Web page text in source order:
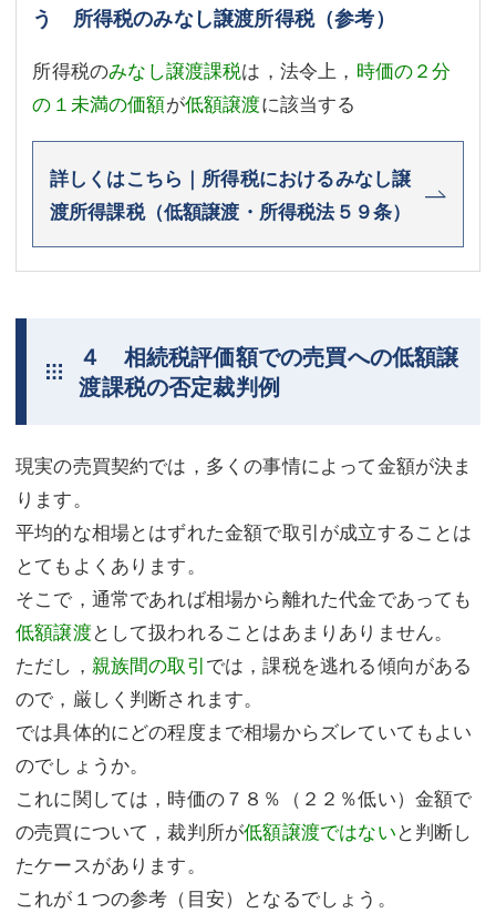
う 所得税のみなし譲渡所得税（参考）
所得税のみなし譲渡課税は，法令上， 時価の２分
の１未満の価額が低額譲渡に該当する
詳しくはこちら｜所得税におけるみなし譲
渡所得課税（低額譲渡・所得税法５９条）
４ 相続税評価額での売買への低額譲
渡課税の否定裁判例
現実の売買契約では，多くの事情によって金額が決ま
ります。
平均的な相場とはずれた金額で取引が成立することは
とてもよくあります。
そこで，通常であれば相場から離れた代金であっても
低額譲渡として扱われることはあまりありません。
ただし， 親族間の取引では，課税を逃れる傾向がある
ので，厳しく判断されます。
では具体的にどの程度まで相場からズレていてもよい
のでしょうか。
これに関しては，時価の７８％（２２％低い）金額で
の売買について，裁判所が低額譲渡ではないと判断し
たケースがあります。
これが１つの参考（目安）となるでしょう。